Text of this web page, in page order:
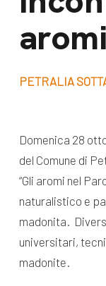
PETRALIA
Domenica 28
del Comune di
“Gli aromi nel
naturalistico e
madonita.
universitari,
madonite.
Lavora con
Bilancio di
missione
News
Seguici sui